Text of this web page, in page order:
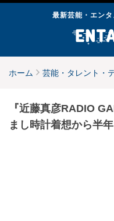
最新芸能・エン
ホーム 芸能・タレント・
『近藤真彦RADIO
まし時計着想から半